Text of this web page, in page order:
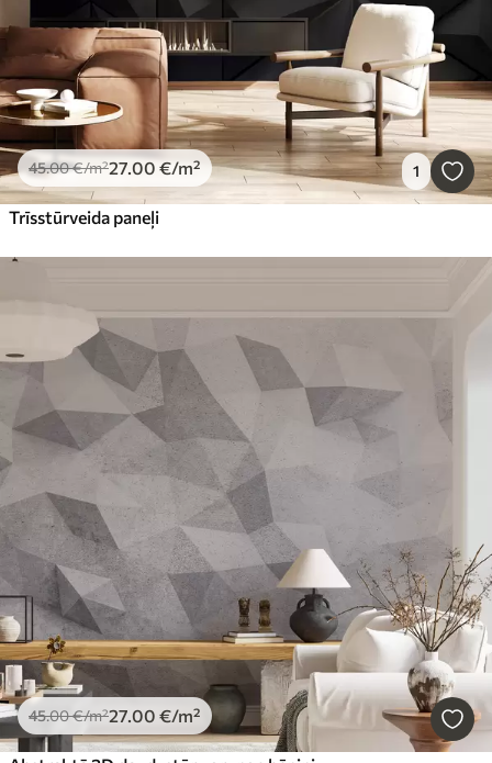
45.00€/m²27.00 €/m² 1
Trīsstūrveida paneļi
45.00€/m²27.00 €/m²